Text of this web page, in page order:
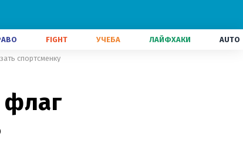
FIGHT УЧЕБА ЛАЙФХАКИ AUTO
спортсменку
флаг